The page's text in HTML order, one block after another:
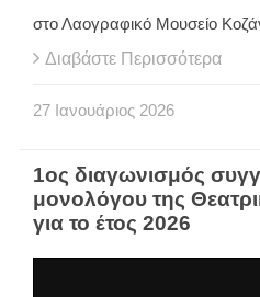
στο Λαογραφικό Μουσείο
Διαβάστε Περισσότερα
27 Ιανουάριος 2026
1ος διαγωνισμός
μονολόγου της
για το έτος 2026